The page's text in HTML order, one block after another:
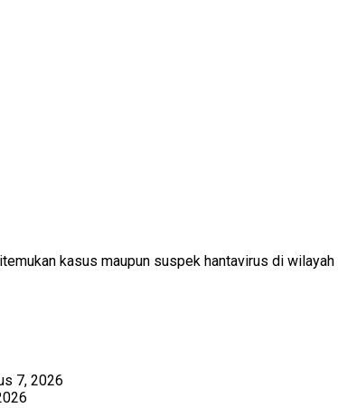
kasus maupun suspek hantavirus di wilayah
7, 2026